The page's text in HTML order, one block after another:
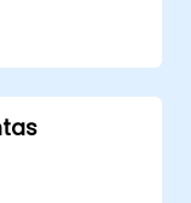
de ventas y
mediante
remota